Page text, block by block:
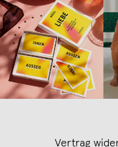
Vertrag